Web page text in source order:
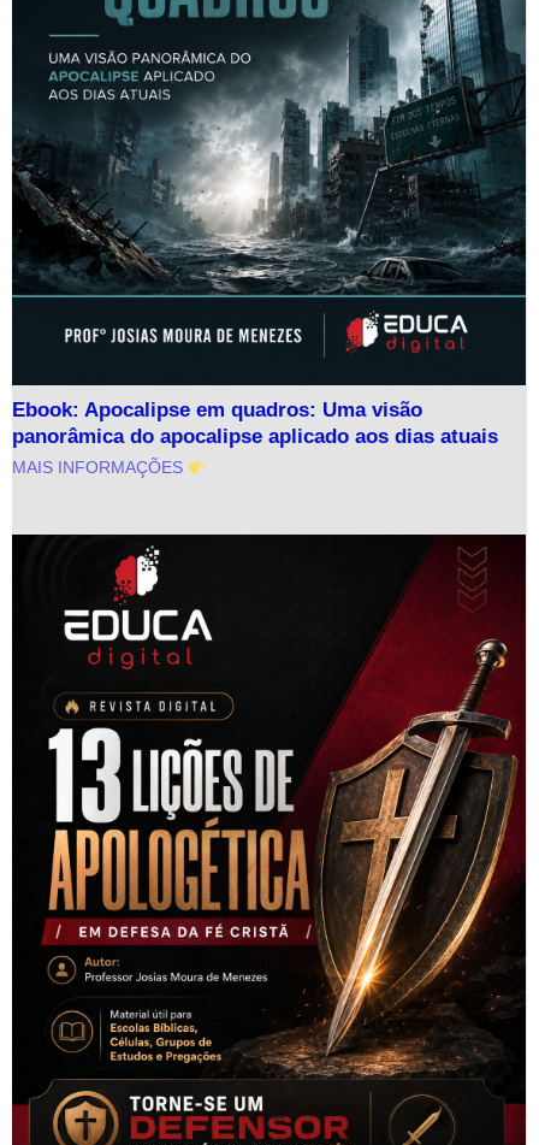
Ebook: Apocalipse em quadros: Uma visão
panorâmica do apocalipse aplicado aos dias atuais
MAIS INFORMAÇÕES